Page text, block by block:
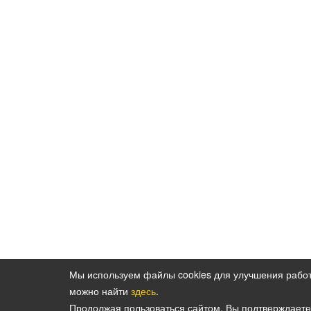
Политика конфиденциальности
Мы используем файлы cookies для улучшения
можно найти здесь.
Продолжая пользоваться сайтом, Вы